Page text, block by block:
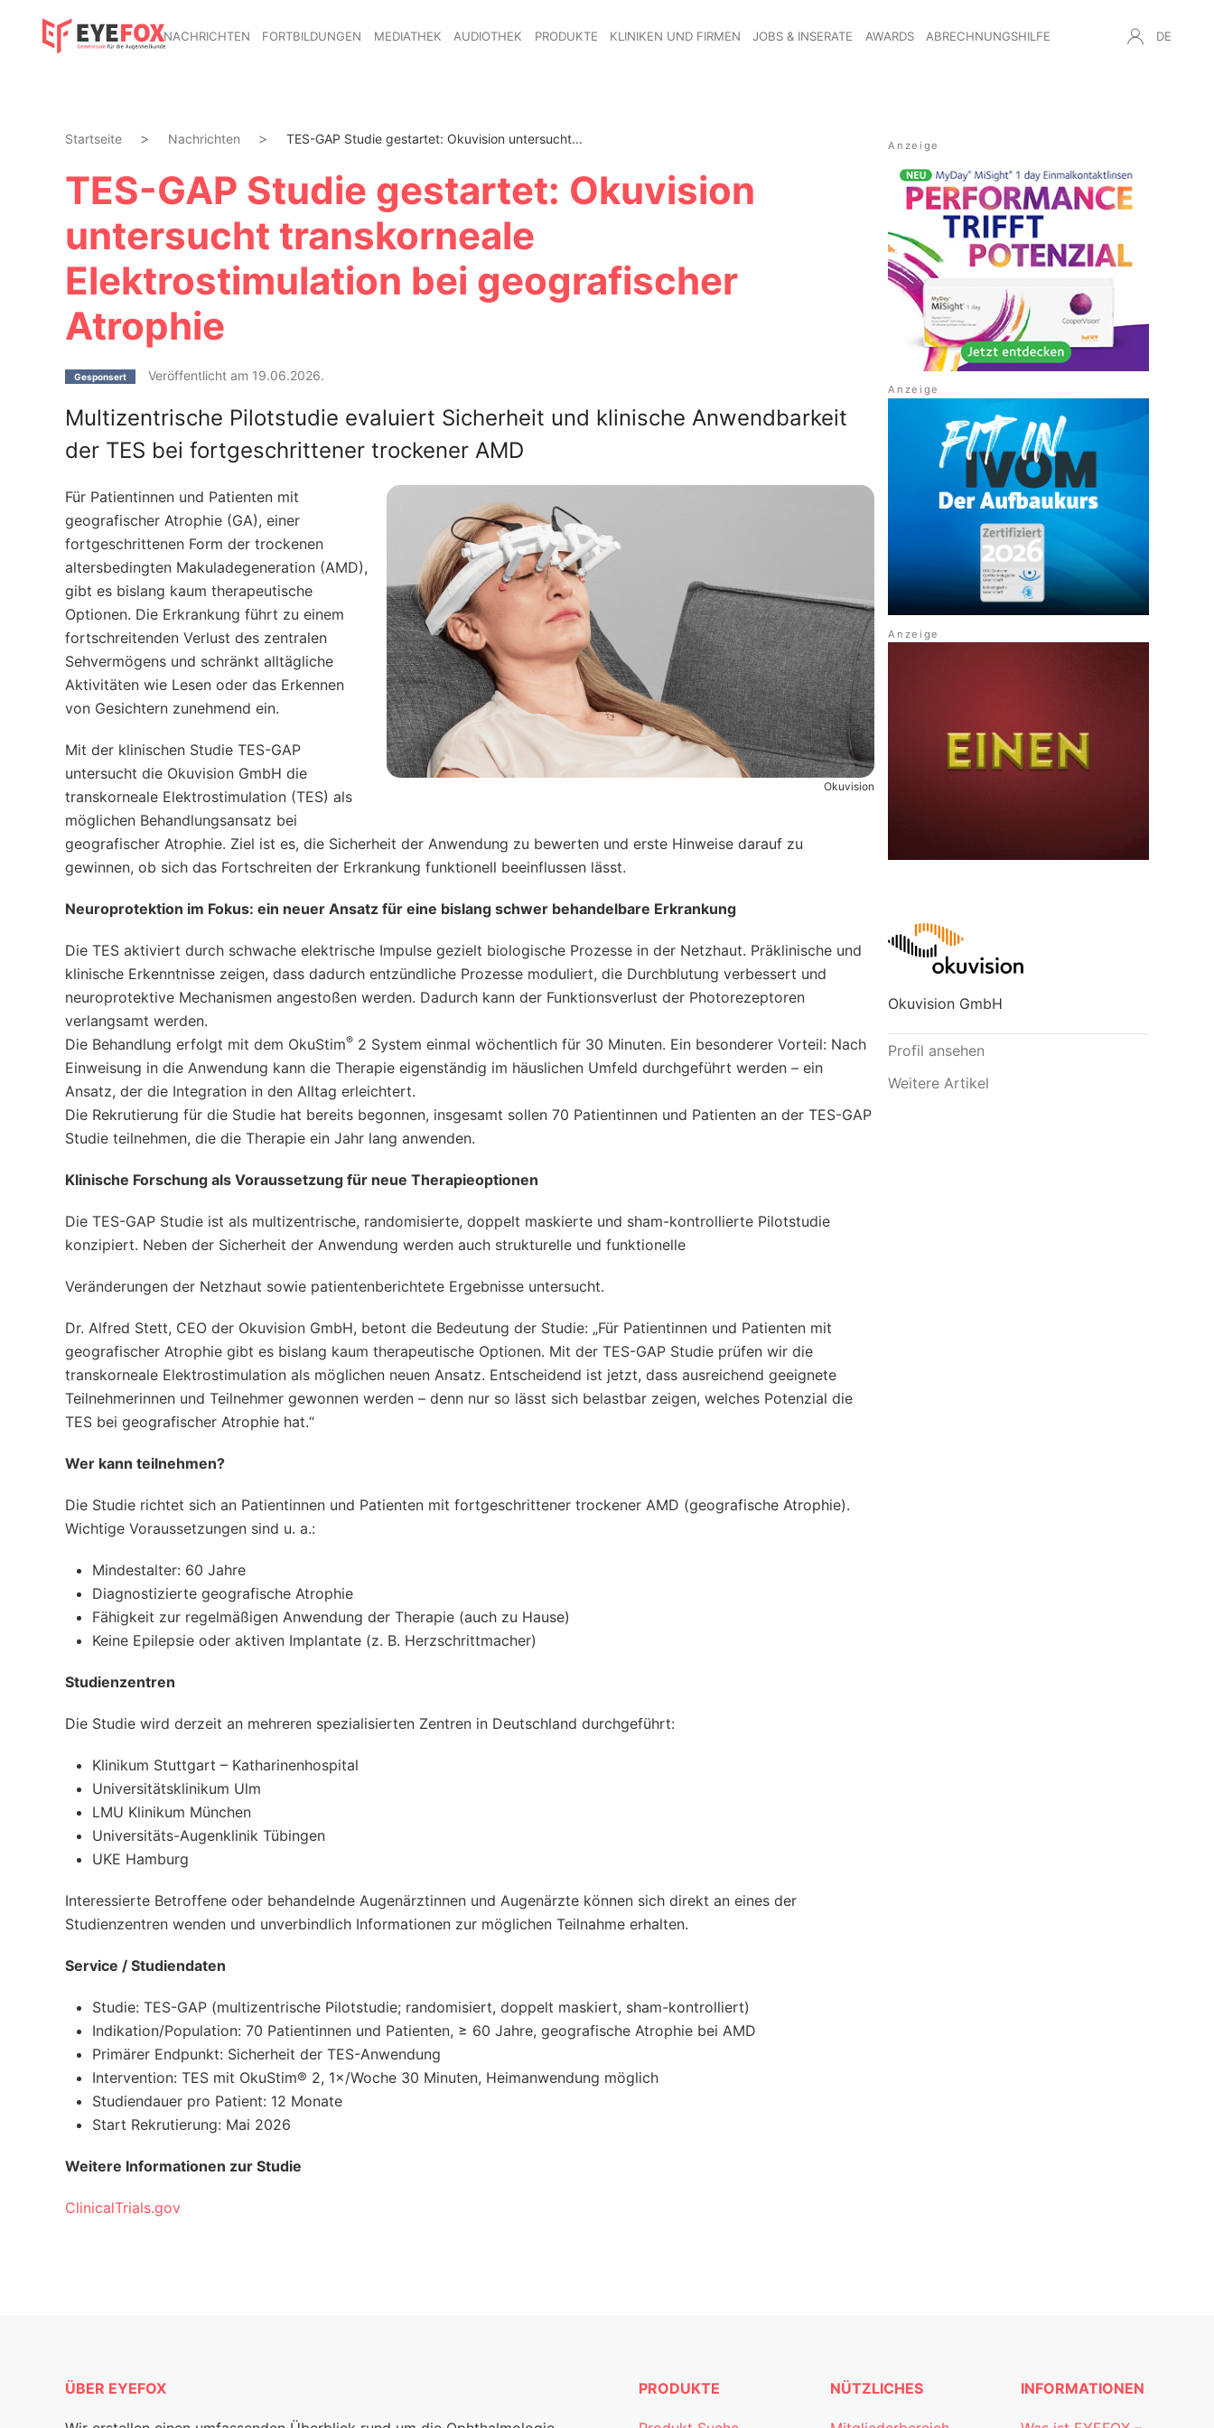
NACHRICHTEN FORTBILDUNGEN MEDIATHEK AUDIOTHEK PRODUKTE KLINIKEN UND FIRMEN JOBS & INSERATE AWARDS ABRECHNUNGSHILFE DE
Startseite Nachrichten TES-GAP Studie gestartet: Okuvision untersucht...
TES-GAP Studie gestartet: Okuvision
untersucht transkorneale
Elektrostimulation bei geografischer
Atrophie
Gesponsert Veröffentlicht am 19.06.2026.
Multizentrische Pilotstudie evaluiert Sicherheit und klinische Anwendbarkeit
der TES bei fortgeschrittener trockener AMD
Okuvision
Für Patientinnen und Patienten mit
geografischer Atrophie (GA), einer
fortgeschrittenen Form der trockenen
altersbedingten Makuladegeneration (AMD),
gibt es bislang kaum therapeutische
Optionen. Die Erkrankung führt zu einem
fortschreitenden Verlust des zentralen
Sehvermögens und schränkt alltägliche
Aktivitäten wie Lesen oder das Erkennen
von Gesichtern zunehmend ein.
Mit der klinischen Studie TES-GAP
untersucht die Okuvision GmbH die
transkorneale Elektrostimulation (TES) als
möglichen Behandlungsansatz bei
geografischer Atrophie. Ziel ist es, die Sicherheit der Anwendung zu bewerten und erste Hinweise darauf zu
gewinnen, ob sich das Fortschreiten der Erkrankung funktionell beeinflussen lässt.
Neuroprotektion im Fokus: ein neuer Ansatz für eine bislang schwer behandelbare Erkrankung
Die TES aktiviert durch schwache elektrische Impulse gezielt biologische Prozesse in der Netzhaut. Präklinische und
klinische Erkenntnisse zeigen, dass dadurch entzündliche Prozesse moduliert, die Durchblutung verbessert und
neuroprotektive Mechanismen angestoßen werden. Dadurch kann der Funktionsverlust der Photorezeptoren
verlangsamt werden.
Die Behandlung erfolgt mit dem OkuStim® 2 System einmal wöchentlich für 30 Minuten. Ein besonderer Vorteil: Nach
Einweisung in die Anwendung kann die Therapie eigenständig im häuslichen Umfeld durchgeführt werden – ein
Ansatz, der die Integration in den Alltag erleichtert.
Die Rekrutierung für die Studie hat bereits begonnen, insgesamt sollen 70 Patientinnen und Patienten an der TES-GAP
Studie teilnehmen, die die Therapie ein Jahr lang anwenden.
Klinische Forschung als Voraussetzung für neue Therapieoptionen
Die TES-GAP Studie ist als multizentrische, randomisierte, doppelt maskierte und sham-kontrollierte Pilotstudie
konzipiert. Neben der Sicherheit der Anwendung werden auch strukturelle und funktionelle
Veränderungen der Netzhaut sowie patientenberichtete Ergebnisse untersucht.
Dr. Alfred Stett, CEO der Okuvision GmbH, betont die Bedeutung der Studie: „Für Patientinnen und Patienten mit
geografischer Atrophie gibt es bislang kaum therapeutische Optionen. Mit der TES-GAP Studie prüfen wir die
transkorneale Elektrostimulation als möglichen neuen Ansatz. Entscheidend ist jetzt, dass ausreichend geeignete
Teilnehmerinnen und Teilnehmer gewonnen werden – denn nur so lässt sich belastbar zeigen, welches Potenzial die
TES bei geografischer Atrophie hat.“
Wer kann teilnehmen?
Die Studie richtet sich an Patientinnen und Patienten mit fortgeschrittener trockener AMD (geografische Atrophie).
Wichtige Voraussetzungen sind u. a.:
Mindestalter: 60 Jahre
Diagnostizierte geografische Atrophie
Fähigkeit zur regelmäßigen Anwendung der Therapie (auch zu Hause)
Keine Epilepsie oder aktiven Implantate (z. B. Herzschrittmacher)
Studienzentren
Die Studie wird derzeit an mehreren spezialisierten Zentren in Deutschland durchgeführt:
Klinikum Stuttgart – Katharinenhospital
Universitätsklinikum Ulm
LMU Klinikum München
Universitäts-Augenklinik Tübingen
UKE Hamburg
Interessierte Betroffene oder behandelnde Augenärztinnen und Augenärzte können sich direkt an eines der
Studienzentren wenden und unverbindlich Informationen zur möglichen Teilnahme erhalten.
Service / Studiendaten
Studie: TES-GAP (multizentrische Pilotstudie; randomisiert, doppelt maskiert, sham-kontrolliert)
Indikation/Population: 70 Patientinnen und Patienten, ≥ 60 Jahre, geografische Atrophie bei AMD
Primärer Endpunkt: Sicherheit der TES-Anwendung
Intervention: TES mit OkuStim® 2, 1×/Woche 30 Minuten, Heimanwendung möglich
Studiendauer pro Patient: 12 Monate
Start Rekrutierung: Mai 2026
Weitere Informationen zur Studie
ClinicalTrials.gov
Okuvision GmbH
Profil ansehen
Weitere Artikel
ÜBER EYEFOX PRODUKTE NÜTZLICHES INFORMATIONEN